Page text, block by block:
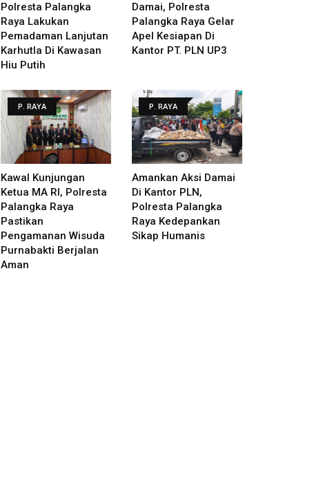
Polresta Palangka
Raya Lakukan
Pemadaman Lanjutan
Karhutla Di Kawasan
Hiu Putih
Damai, Polresta
Palangka Raya Gelar
Apel Kesiapan Di
Kantor PT. PLN UP3
P. RAYA
Kawal Kunjungan
Ketua MA RI, Polresta
Palangka Raya
Pastikan
Pengamanan Wisuda
Purnabakti Berjalan
Aman
P. RAYA
Amankan Aksi Damai
Di Kantor PLN,
Polresta Palangka
Raya Kedepankan
Sikap Humanis